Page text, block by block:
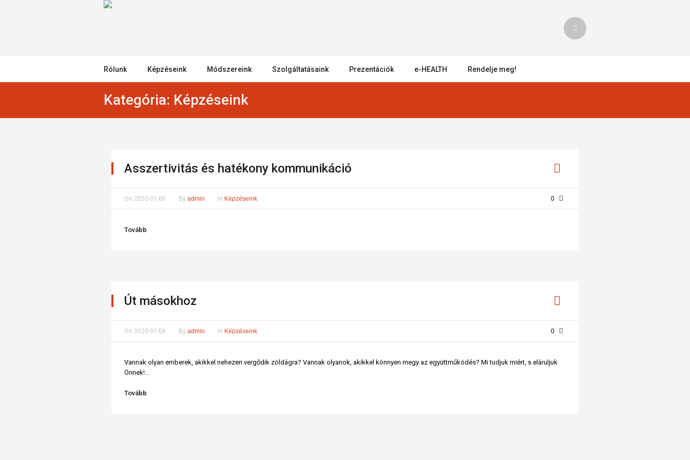
Rólunk Képzéseink Módszereink Szolgáltatásaink Prezentációk e-HEALTH Rendelje meg!
Kategória: Képzéseink
Asszertivitás és hatékony kommunikáció
0
On 2020-01-06 By admin In Képzéseink
Tovább
Út másokhoz
0
On 2020-01-06 By admin In Képzéseink
Vannak olyan emberek, akikkel nehezen vergődik zöldágra? Vannak olyanok, akikkel könnyen megy az együttműködés? Mi tudjuk miért, s eláruljuk
Önnek!...
Tovább